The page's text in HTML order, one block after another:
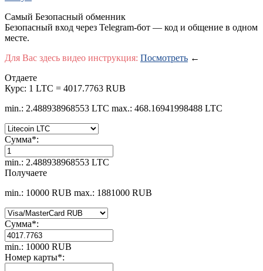
Самый Безопасный обменник
Безопасный вход через Telegram-бот — код и общение в одном
месте.
Для Вас здесь видео инструкция: Посмотреть ←
Отдаете
Курс: 1 LTC = 4017.7763 RUB
min.: 2.488938968553 LTC max.: 468.16941998488 LTC
Сумма*:
min.: 2.488938968553 LTC
Получаете
min.: 10000 RUB max.: 1881000 RUB
Сумма*:
min.: 10000 RUB
Номер карты*: